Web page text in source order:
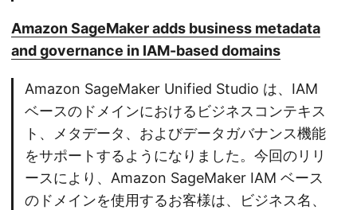
Amazon SageMaker adds business metadata
and governance in IAM-based domains
Amazon SageMaker Unified Studio は、IAM
ベースのドメインにおけるビジネスコンテキス
ト、メタデータ、およびデータガバナンス機能
をサポートするようになりました。今回のリリ
ースにより、Amazon SageMaker IAM ベース
のドメインを使用するお客様は、ビジネス名、